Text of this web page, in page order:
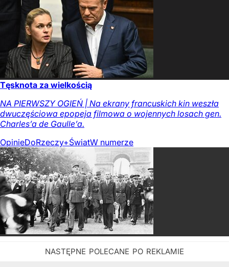
Tęsknota za wielkością
NA PIERWSZY OGIEŃ | Na ekrany francuskich kin weszła
dwuczęściowa epopeja filmowa o wojennych losach gen.
Charles’a de Gaulle’a.
OpinieDoRzeczy+ŚwiatW numerze